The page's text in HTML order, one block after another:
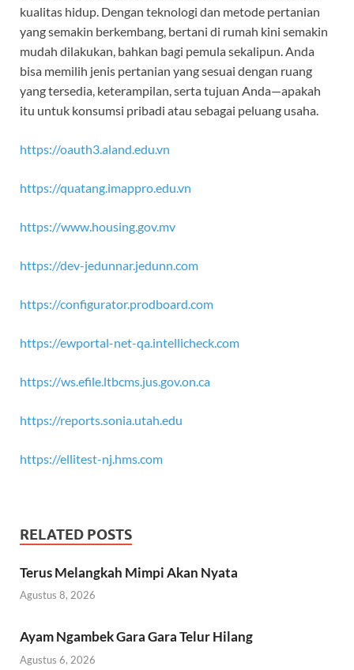
kualitas hidup. Dengan teknologi dan metode pertanian
yang semakin berkembang, bertani di rumah kini semakin
mudah dilakukan, bahkan bagi pemula sekalipun. Anda
bisa memilih jenis pertanian yang sesuai dengan ruang
yang tersedia, keterampilan, serta tujuan Anda—apakah
itu untuk konsumsi pribadi atau sebagai peluang usaha.
https://oauth3.aland.edu.vn
https://quatang.imappro.edu.vn
https://www.housing.gov.mv
https://dev-jedunnar.jedunn.com
https://configurator.prodboard.com
https://ewportal-net-qa.intellicheck.com
https://ws.efile.ltbcms.jus.gov.on.ca
https://reports.sonia.utah.edu
https://ellitest-nj.hms.com
RELATED POSTS
Terus Melangkah Mimpi Akan Nyata
Agustus 8, 2026
Ayam Ngambek Gara Gara Telur Hilang
Agustus 6, 2026